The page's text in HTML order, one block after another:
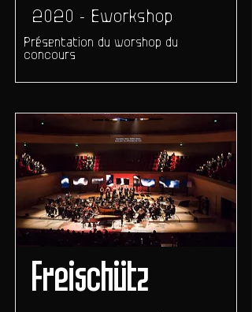
2020 - Eworkshop
Présentation du worshop du
concours
Freischütz